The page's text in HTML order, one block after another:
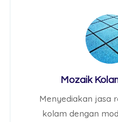
Mozaik
Menyediakan jasa
kolam dengan